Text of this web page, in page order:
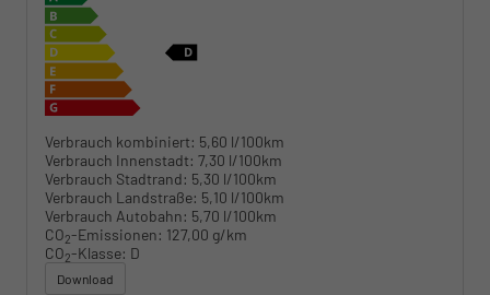
Verbrauch kombiniert: 5,60 l/100km
Verbrauch Innenstadt: 7,30 l/100km
Verbrauch Stadtrand: 5,30 l/100km
Verbrauch Landstraße: 5,10 l/100km
Verbrauch Autobahn: 5,70 l/100km
CO2-Emissionen: 127,00 g/km
CO2-Klasse: D
Download